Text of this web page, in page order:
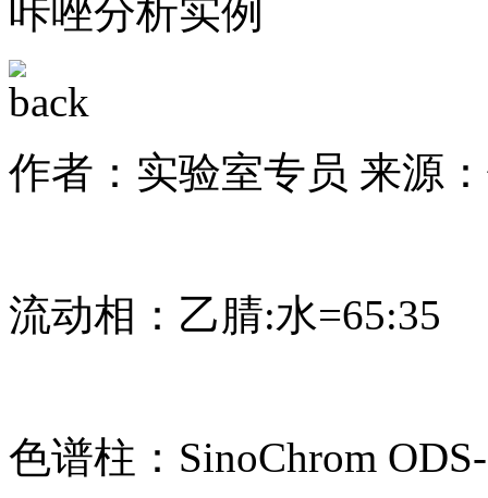
咔唑分析实例
作者：实验室专员 来源
流动相：乙腈:水=65:35
色谱柱：SinoChrom